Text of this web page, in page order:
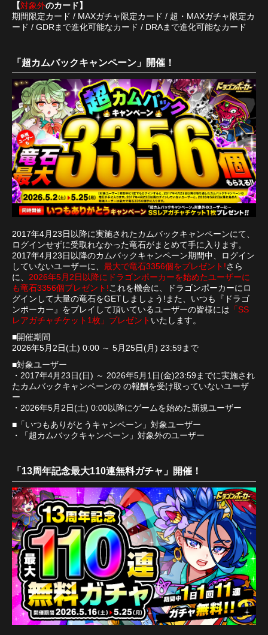
【対象外のカード】
期間限定カード / MAXガチャ限定カード / 超・MAXガチャ限定カ
ード / GDRまで進化可能なカード / DRAまで進化可能なカード
「超カムバックキャンペーン」開催！
2017年4月23日以降に実施されたカムバックキャンペーンにて、
ログインせずに受取れなかった竜石がまとめて手に入ります。
2017年4月23日以降のカムバックキャンペーン期間中、ログイン
していないユーザーに、 最大で竜石3356個をプレゼント!さら
に、 2026年5月2日以降にドラゴンポーカーを始めたユーザーに
も竜石3356個プレゼント!これを機会に、ドラゴンポーカーにロ
グインして大量の竜石をGETしましょう!また、いつも『ドラゴ
ンポーカー』をプレイして頂いているユーザーの皆様には 「SS
レアガチャチケット1枚」プレゼント いたします。
■開催期間
2026年5月2日(土) 0:00 ～ 5月25日(月) 23:59まで
■対象ユーザー
・2017年4月23日(日) ～ 2026年5月1日(金)23:59までに実施され
たカムバックキャンペーンの の報酬を受け取っていないユーザ
ー
・2026年5月2日(土) 0:00以降にゲームを始めた新規ユーザー
■「いつもありがとうキャンペーン」対象ユーザー
・「超カムバックキャンペーン」対象外のユーザー
「13周年記念最大110連無料ガチャ」開催！